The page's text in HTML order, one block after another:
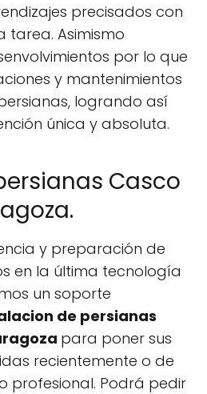
precisados con
tarea. Asimismo
por lo que
y mantenimientos
logrando así
única y absoluta.
Casco
y preparación de
en la última tecnología
un soporte
de persianas
para poner sus
recientemente o de
profesional. Podrá pedir